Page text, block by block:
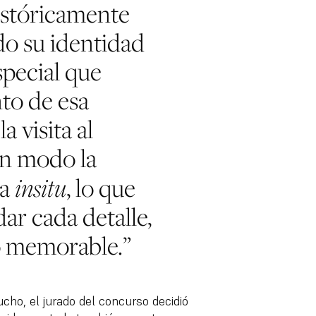
su identidad
que
de esa
visita al
modo la
insitu, lo que
cada detalle,
el jurado del concurso decidió